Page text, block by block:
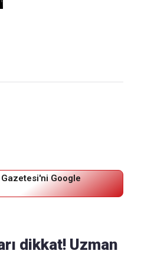
Google
dikkat! Uzman